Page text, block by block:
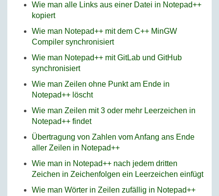
Wie man alle Links aus einer Datei in Notepad++
kopiert
Wie man Notepad++ mit dem C++ MinGW
Compiler synchronisiert
Wie man Notepad++ mit GitLab und GitHub
synchronisiert
Wie man Zeilen ohne Punkt am Ende in
Notepad++ löscht
Wie man Zeilen mit 3 oder mehr Leerzeichen in
Notepad++ findet
Übertragung von Zahlen vom Anfang ans Ende
aller Zeilen in Notepad++
Wie man in Notepad++ nach jedem dritten
Zeichen in Zeichenfolgen ein Leerzeichen einfügt
Wie man Wörter in Zeilen zufällig in Notepad++